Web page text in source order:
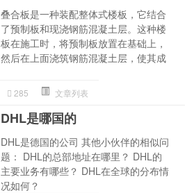
叠合板是一种装配整体式楼板，它结合
了预制板和现浇钢筋混凝土层。这种楼
板在施工时，将预制板放置在基础上，
然后在上面浇筑钢筋混凝土层，使其成
285 文章列表
DHL是哪国的
DHL是德国的公司 其他小伙伴的相似问
题： DHL的总部地址在哪里？ DHL的
主要业务有哪些？ DHL在全球的分布情
况如何？